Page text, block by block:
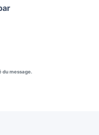
message.